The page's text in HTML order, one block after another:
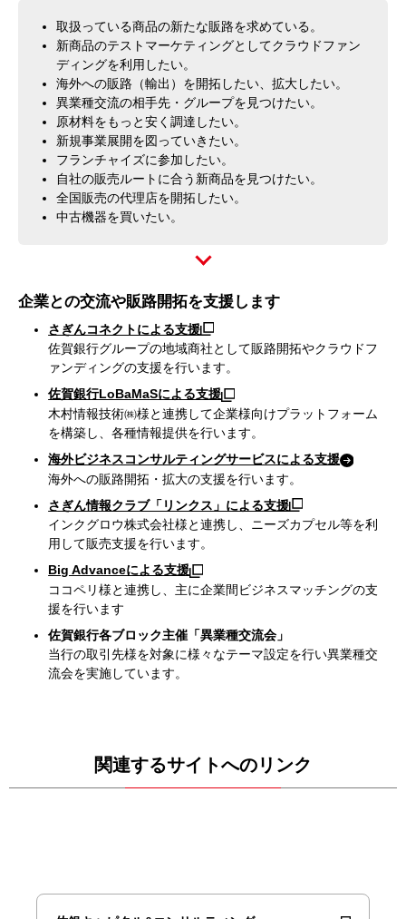
取扱っている商品の新たな販路を求めている。
新商品のテストマーケティングとしてクラウドファン
ディングを利用したい。
海外への販路（輸出）を開拓したい、拡大したい。
異業種交流の相手先・グループを見つけたい。
原材料をもっと安く調達したい。
新規事業展開を図っていきたい。
フランチャイズに参加したい。
自社の販売ルートに合う新商品を見つけたい。
全国販売の代理店を開拓したい。
中古機器を買いたい。
企業との交流や販路開拓を支援します
さぎんコネクトによる支援
佐賀銀行グループの地域商社として販路開拓やクラウドフ
ァンディングの支援を行います。
佐賀銀行LoBaMaSによる支援
木村情報技術㈱様と連携して企業様向けプラットフォーム
を構築し、各種情報提供を行います。
海外ビジネスコンサルティングサービスによる支援
海外への販路開拓・拡大の支援を行います。
さぎん情報クラブ「リンクス」による支援
インクグロウ株式会社様と連携し、ニーズカプセル等を利
用して販売支援を行います。
Big Advanceによる支援
ココペリ様と連携し、主に企業間ビジネスマッチングの支
援を行います
佐賀銀行各ブロック主催「異業種交流会」
当行の取引先様を対象に様々なテーマ設定を行い異業種交
流会を実施しています。
関連するサイトへのリンク